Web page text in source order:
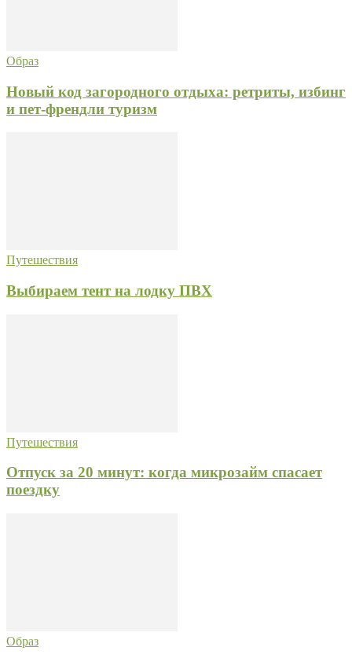
Образ
Новый код загородного отдыха: ретриты, избинг
и пет-френдли туризм
Путешествия
Выбираем тент на лодку ПВХ
Путешествия
Отпуск за 20 минут: когда микрозайм спасает
поездку
Образ